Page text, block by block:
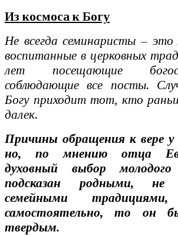
Из космоса к Богу
Не всегда семинаристы –
воспитанные в церковных
лет посещающие
соблюдающие все посты.
Богу приходит тот, кто
далек.
Причины обращения к вере у
но, по мнению отца
духовный выбор
подсказан родными, не
семейными
самостоятельно, то он
твердым.